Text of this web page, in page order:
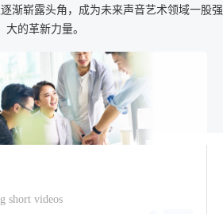
渐崭露头角，成为未来声音艺术领域一股强
大的革新力量。
short videos